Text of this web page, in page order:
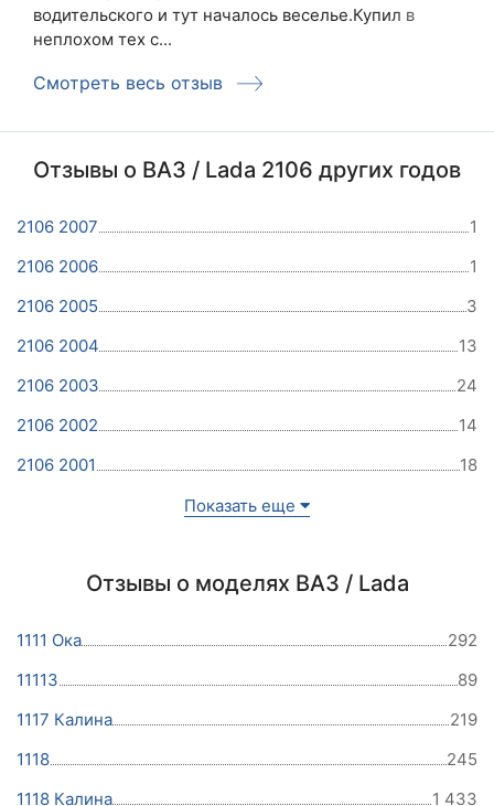
водительского и тут началось веселье.Купил в
неплохом тех с...
Смотреть весь отзыв
Отзывы о ВАЗ / Lada 2106 других годов
2106 2007
1
2106 2006
1
2106 2005
3
2106 2004
13
2106 2003
24
2106 2002
14
2106 2001
18
Показать еще
Отзывы о моделях ВАЗ / Lada
1111 Ока
292
11113
89
1117 Калина
219
1118
245
1118 Калина
1 433